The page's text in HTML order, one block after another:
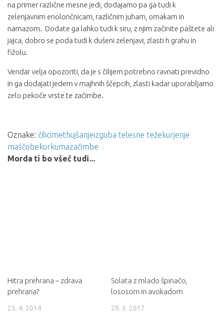
na primer različne mesne jedi, dodajamo pa ga tudi k
zelenjavnim enolončnicam, različnim juham, omakam in
namazom. Dodate ga lahko tudi k siru, z njim začinite paštete ali
jajca, dobro se poda tudi k dušeni zelenjavi, zlasti h grahu in
fižolu.
Vendar velja opozoriti, da je s čilijem potrebno ravnati previdno
in ga dodajati jedem v majhnih ščepcih, zlasti kadar uporabljamo
zelo pekoče vrste te začimbe.
Oznake: čilicimethujšanjeizguba telesne teže kurjenje
maščobe kurkumazačimbe
Morda ti bo všeč tudi...
Hitra prehrana – zdrava
prehrana?
25. 4. 2014
Solata z mlado špinačo,
lososom in avokadom
29. 3. 2017